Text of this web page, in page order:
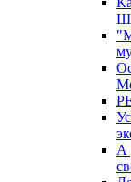
А